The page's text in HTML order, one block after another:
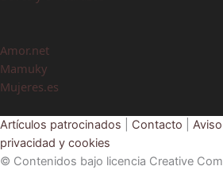
Amor.net
Mamuky
Mujeres.es
Artículos patrocinados Contacto
privacidad y cookies
© Contenidos bajo licencia Creative